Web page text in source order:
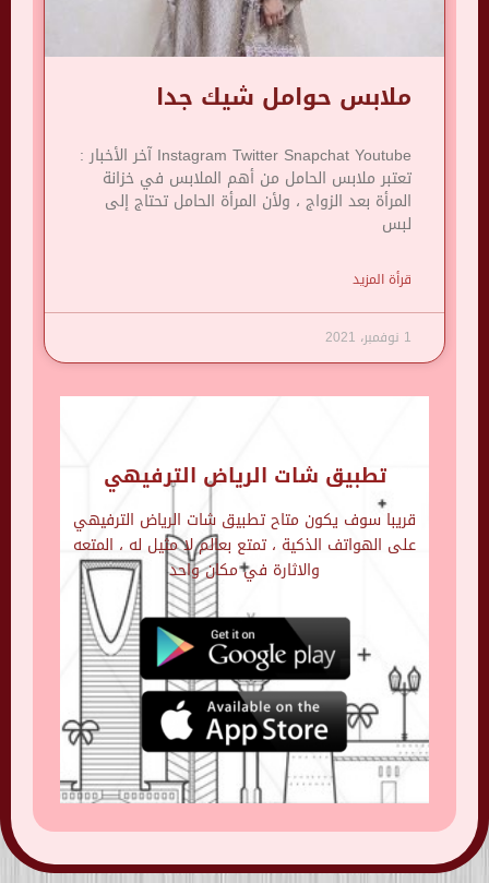
ملابس حوامل شيك جدا
Instagram Twitter Snapchat Youtube آخر الأخبار :
تعتبر ملابس الحامل من أهم الملابس في خزانة
المرأة بعد الزواج ، ولأن المرأة الحامل تحتاج إلى
لبس
قرأة المزيد
1 نوفمبر، 2021
تطبيق شات الرياض الترفيهي
قريبا سوف يكون متاح تطبيق شات الرياض الترفيهي
على الهواتف الذكية ، تمتع بعالم لا مثيل له ، المتعه
والاثارة في مكان واحد